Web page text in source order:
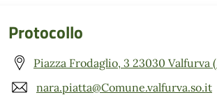
Protocollo
Piazza Frodaglio, 3 23030 Valfurva
nara.piatta@Comune.valfurva.so.it